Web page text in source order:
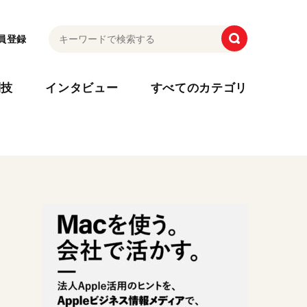
登録
インタビュー すべてのカテゴリ